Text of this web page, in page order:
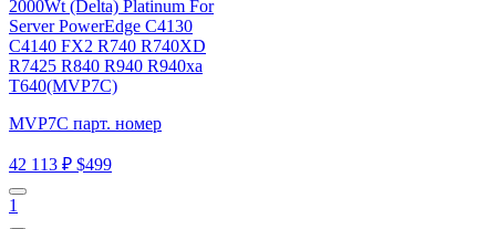
2000Wt (Delta) Platinum For
Server PowerEdge C4130
C4140 FX2 R740 R740XD
R7425 R840 R940 R940xa
T640(MVP7C)
MVP7C парт. номер
42 113 ₽ $499
1